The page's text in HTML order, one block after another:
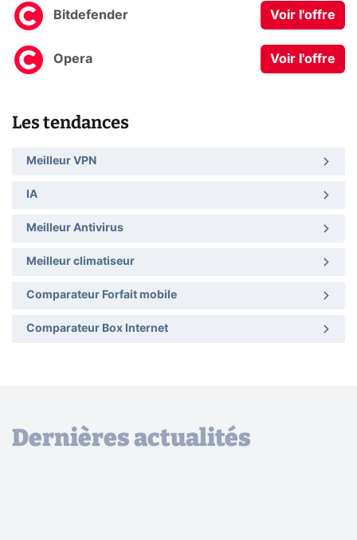
Bitdefender Voir l'offre
Opera Voir l'offre
Les tendances
Meilleur VPN
IA
Meilleur Antivirus
Meilleur climatiseur
Comparateur Forfait mobile
Comparateur Box Internet
Dernières actualités